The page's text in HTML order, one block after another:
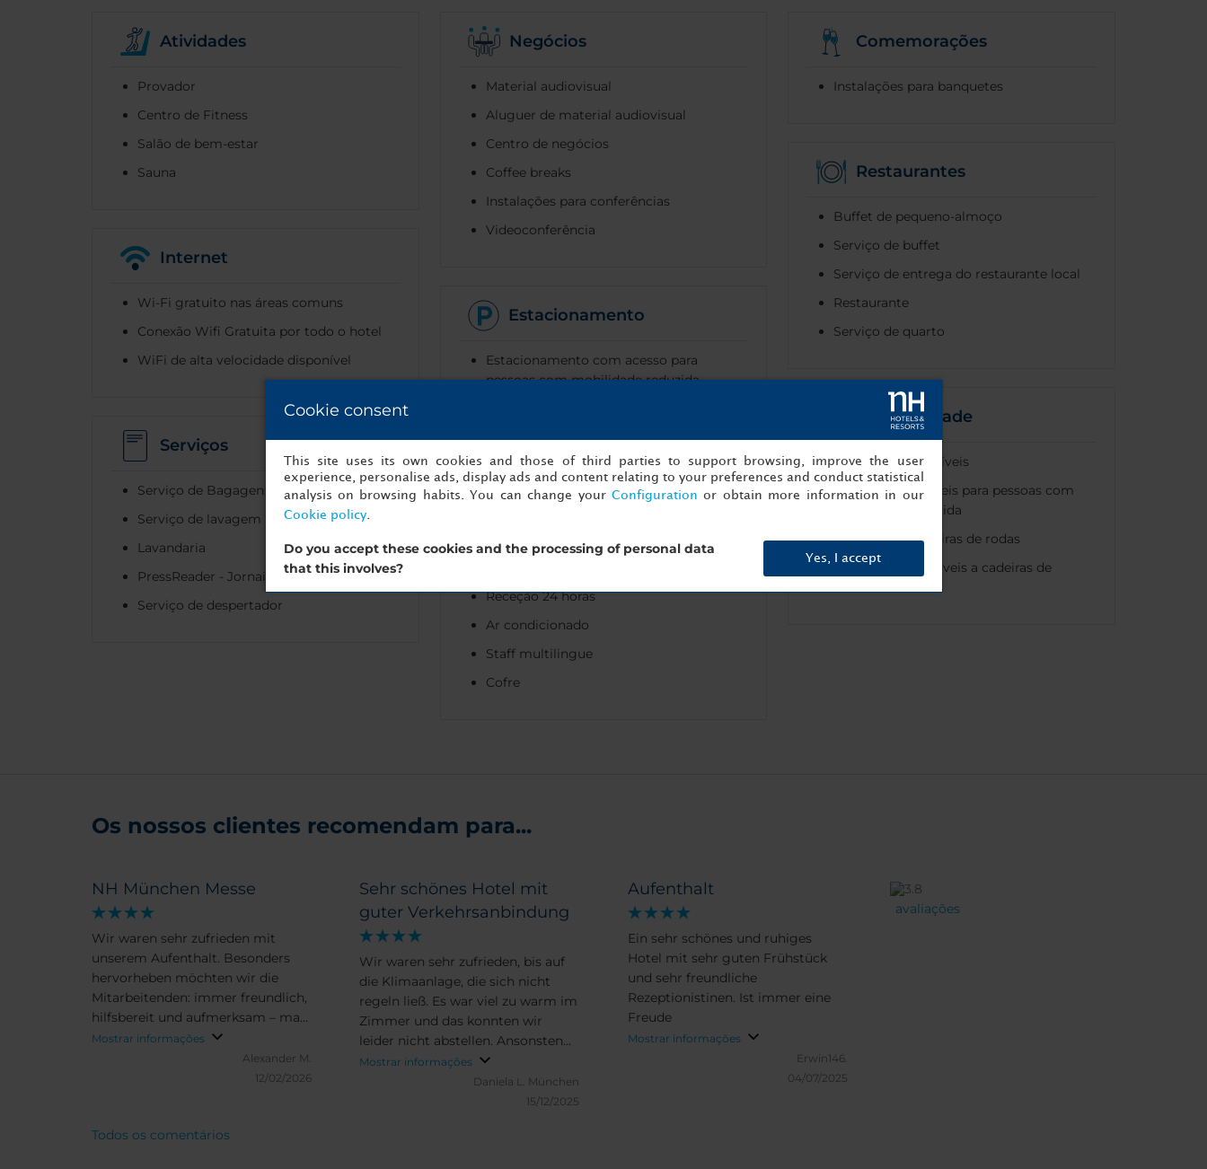
Atividades
Provador
Centro de Fitness
Salão de bem-estar
Sauna
Negócios
Material audiovisual
Aluguer de material audiovisual
Centro de negócios
Coffee breaks
Instalações para conferências
Videoconferência
Comemorações
Instalações para banquetes
Restaurantes
Buffet de pequeno-almoço
Serviço de buffet
Serviço de entrega do restaurante local
Restaurante
Serviço de quarto
Internet
Wi-Fi gratuito nas áreas comuns
Conexão Wifi Gratuita por todo o hotel
WiFi de alta velocidade disponível
Estacionamento
Estacionamento com acesso para
pessoas com mobilidade reduzida
Estacionamento no local
Pontos de recarga de veículos elétricos
Acessibilidade
Instalações acessíveis
Quartos disponíveis para pessoas com
mobilidade reduzida
Acesso para cadeiras de rodas
Elevadores acessíveis a cadeiras de
Serviços
Serviço de Bagagens
Serviço de lavagem a seco
Lavandaria
PressReader - Jornais e revistas digitais
Serviço de despertador
Geral
Receção 24 horas
Ar condicionado
Staff multilingue
Cofre
Os nossos clientes recomendam para...
NH München Messe
Wir waren sehr zufrieden mit
unserem Aufenthalt. Besonders
hervorheben möchten wir die
Mitarbeitenden: immer freundlich,
hilfsbereit und aufmerksam – man
hat sich von Anfang an
willkommen gefühlt. Service top,
alles lief unkompliziert und
Mostrar informações
Alexander M.
12/02/2026
Sehr schönes Hotel mit
guter Verkehrsanbindung
Wir waren sehr zufrieden, bis auf
die Klimaanlage, die sich nicht
regeln ließ. Es war viel zu warm im
Zimmer und das konnten wir
leider nicht abstellen. Ansonsten
alles topp.
Mostrar informações
Daniela L.
München
15/12/2025
Aufenthalt
Ein sehr schönes und ruhiges
Hotel mit sehr guten Frühstück
und sehr freundliche
Rezeptionistinen. Ist immer eine
Freude
Mostrar informações
Erwin146.
04/07/2025
avaliações
Todos os comentários
Cookie consent
This site uses its own cookies and those of third parties to support browsing, improve the user
experience, personalise ads, display ads and content relating to your preferences and conduct statistical
analysis on browsing habits. You can change your Configuration or obtain more information in our
Cookie policy.
Do you accept these cookies and the processing of personal data
that this involves?
Yes, I accept